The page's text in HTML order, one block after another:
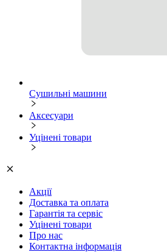
Сушильні машини
Аксесуари
Уцінені товари
Акції
Доставка та оплата
Гарантія та сервіс
Уцінені товари
Про нас
Контактна інформація